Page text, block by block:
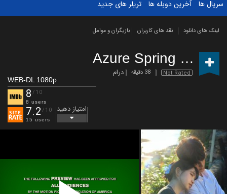
سریال ها
آخرین دوبله ها تریلر های جدید
لینک های دانلود نقد های کاربران بازیگران و عوامل
Azure Spring
(2026 –
Not Rated 38 دقیقه درام
WEB-DL 1080p
8 /10
8 users
7.2 /10
15 users
امتیاز دهید